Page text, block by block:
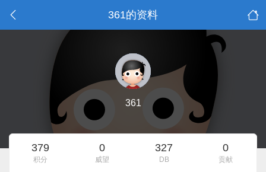
361的资料
361
379
积分
0
威望
327
DB
0
贡献